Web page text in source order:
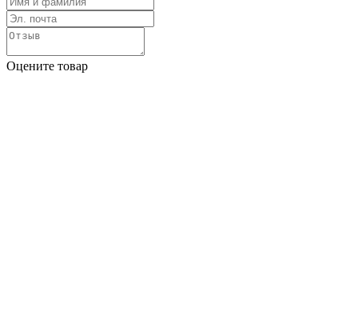
Оцените товар